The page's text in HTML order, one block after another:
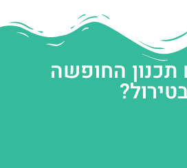
תכנון החופשה